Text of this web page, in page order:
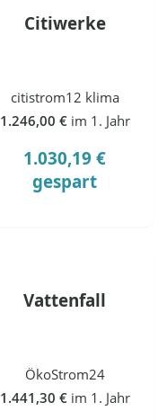
Citiwerke
citistrom12 klima
1.246,00 € im 1. Jahr
1.030,19 €
gespart
Vattenfall
ÖkoStrom24
1.441,30 € im 1. Jahr